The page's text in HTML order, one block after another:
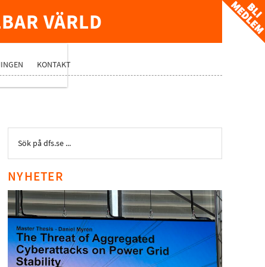
VÄRLD
KONTAKT
NYHETER